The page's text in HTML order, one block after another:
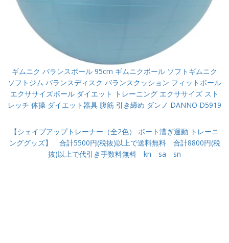
ギムニク バランスボール 95cm ギムニクボール ソフトギムニク
ソフトジム バランスディスク バランスクッション フィットボール
エクササイズボール ダイエット トレーニング エクササイズ スト
レッチ 体操 ダイエット器具 腹筋 引き締め ダンノ DANNO D5919
【シェイプアップトレーナー（全2色） ボート漕ぎ運動 トレーニ
ンググッズ】 合計5500円(税抜)以上で送料無料 合計8800円(税
抜)以上で代引き手数料無料 kn sa sn